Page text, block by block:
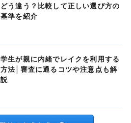
どう違う？比較して正しい選び方の
基準を紹介
学生が親に内緒でレイクを利用する
方法│審査に通るコツや注意点も解
説